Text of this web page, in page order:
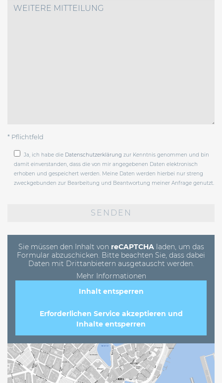
* Pflichtfeld
Ja, ich habe die Datenschutzerklärung zur Kenntnis genommen und bin
damit einverstanden, dass die von mir angegebenen Daten elektronisch
erhoben und gespeichert werden. Meine Daten werden hierbei nur streng
zweckgebunden zur Bearbeitung und Beantwortung meiner Anfrage genutzt.
Sie müssen den Inhalt von reCAPTCHAladen, um das
Formular abzuschicken. Bitte beachten Sie, dass dabei
Daten mit Drittanbietern ausgetauscht werden.
Mehr Informationen
Inhalt entsperren
Erforderlichen Service akzeptieren und
Inhalte entsperren